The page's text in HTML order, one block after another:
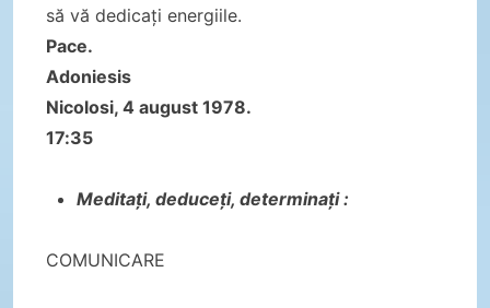
să vă dedicați energiile.
Pace.
Adoniesis
Nicolosi, 4 august 1978.
17:35
Meditați, deduceți, determinați :
COMUNICARE